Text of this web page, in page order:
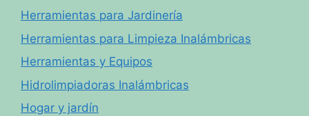
Herramientas para Jardinería
Herramientas para Limpieza Inalámbricas
Herramientas y Equipos
Hidrolimpiadoras Inalámbricas
Hogar y jardín